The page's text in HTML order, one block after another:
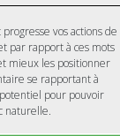
vos actions de
par rapport à ces mots
mieux les positionner
se rapportant à
pour pouvoir
naturelle.